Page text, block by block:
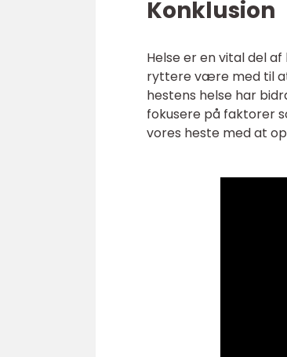
Konklusion
Helse er en vital del
ryttere være med til at
hestens helse har
fokusere på faktorer
vores heste med at